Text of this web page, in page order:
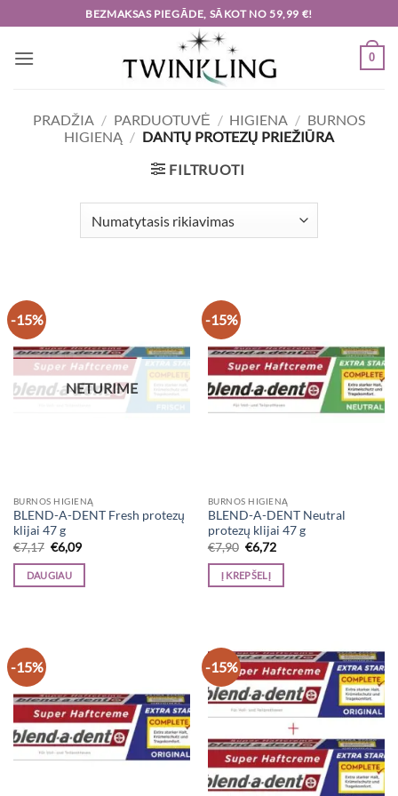
to
content
BEZMAKSAS PIEGĀDE, SĀKOT NO 59,99 €!
0
PRADŽIA / PARDUOTUVĖ / HIGIENA / BURNOS
HIGIENĄ / DANTŲ PROTEZŲ PRIEŽIŪRA
FILTRUOTI
-15%
NETURIME
BURNOS HIGIENĄ
BLEND-A-DENT Fresh protezų
klijai 47 g
€7,17 Original
price
was:
€7,17.
€6,09Current
is:
DAUGIAU
-15%
BURNOS HIGIENĄ
BLEND-A-DENT Neutral
protezų klijai 47 g
€7,90 Original
price
was:
€7,90.
€6,72Current
is:
Į KREPŠELĮ
-15% -15%